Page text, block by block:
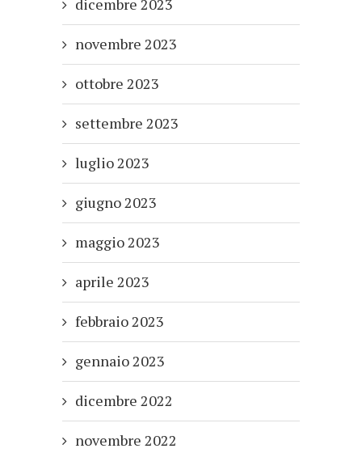
dicembre 2023
novembre 2023
ottobre 2023
settembre 2023
luglio 2023
giugno 2023
maggio 2023
aprile 2023
febbraio 2023
gennaio 2023
dicembre 2022
novembre 2022